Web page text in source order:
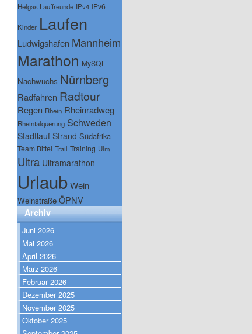
Helgas Lauffreunde IPv4 IPv6
Kinder Laufen
Ludwigshafen Mannheim
Marathon MySQL
Nachwuchs Nürnberg
Radfahren Radtour
Regen Rhein Rheinradweg
Rheintalquerung Schweden
Stadtlauf Strand Südafrika
Team Bittel Trail Training Ulm
Ultra Ultramarathon
UrlaubWein
Weinstraße ÖPNV
Archiv
Juni 2026
Mai 2026
April 2026
März 2026
Februar 2026
Dezember 2025
November 2025
Oktober 2025